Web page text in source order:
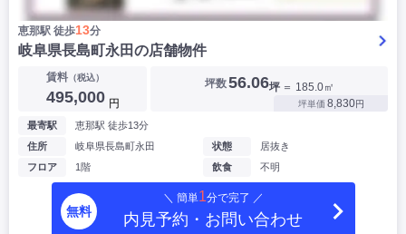
恵那駅 徒歩13分
岐阜県長島町永田の店舗物件
賃料（税込）
495,000 円
坪数56.06坪 ＝ 185.0㎡
坪単価 8,830円
最寄駅
恵那駅 徒歩13分
住所
岐阜県長島町永田
フロア
1階
状態
居抜き
飲食
不明
無料
＼ 簡単1分で完了 ／
内見予約・お問い合わせ